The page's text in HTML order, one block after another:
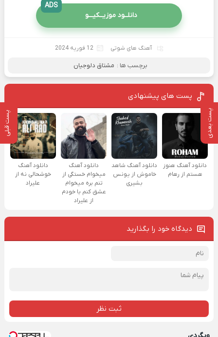
پست بعدی پست قبلی
دانلــود موزیــکیـــو
ADS
آهنگ های شوتی 12 فوریه 2024
برچسب ها : مشتاق دلوجیان
پست های پیشنهادی
دانلود آهنگ هنوز
هستم از رهام
دانلود آهنگ شاهد
خاموش از یونس
بشیری
دانلود آهنگ
میخوام خستگی از
تنم بره میخوام
عشق کنم با خودم
از علیراد
دانلود آهنگ
خوشحالی نه از
علیراد
دیدگاه خود را بگذارید
ثبت نظر